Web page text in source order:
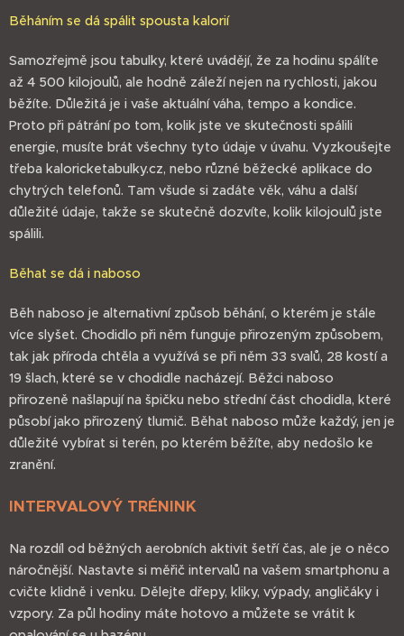
Běháním se dá spálit spousta kalorií
Samozřejmě jsou tabulky, které uvádějí, že za hodinu spálíte
až 4 500 kilojoulů, ale hodně záleží nejen na rychlosti, jakou
běžíte. Důležitá je i vaše aktuální váha, tempo a kondice.
Proto při pátrání po tom, kolik jste ve skutečnosti spálili
energie, musíte brát všechny tyto údaje v úvahu. Vyzkoušejte
třeba kaloricketabulky.cz, nebo různé běžecké aplikace do
chytrých telefonů. Tam všude si zadáte věk, váhu a další
důležité údaje, takže se skutečně dozvíte, kolik kilojoulů jste
spálili.
Běhat se dá i naboso
Běh naboso je alternativní způsob běhání, o kterém je stále
více slyšet. Chodidlo při něm funguje přirozeným způsobem,
tak jak příroda chtěla a využívá se při něm 33 svalů, 28 kostí a
19 šlach, které se v chodidle nacházejí. Běžci naboso
přirozeně našlapují na špičku nebo střední část chodidla, které
působí jako přirozený tlumič. Běhat naboso může každý, jen je
důležité vybírat si terén, po kterém běžíte, aby nedošlo ke
zranění.
INTERVALOVÝ TRÉNINK
Na rozdíl od běžných aerobních aktivit šetří čas, ale je o něco
náročnější. Nastavte si měřič intervalů na vašem smartphonu a
cvičte klidně i venku. Dělejte dřepy, kliky, výpady, angličáky i
vzpory. Za půl hodiny máte hotovo a můžete se vrátit k